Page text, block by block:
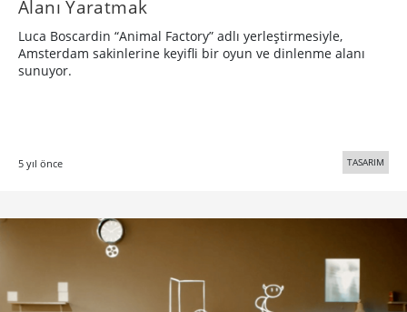
Alanı Yaratmak
Luca Boscardin “Animal Factory” adlı yerleştirmesiyle,
Amsterdam sakinlerine keyifli bir oyun ve dinlenme alanı
sunuyor.
5 yıl önce TASARIM